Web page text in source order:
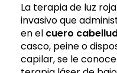
La terapia de luz
invasivo que
en el cuero
casco, peine o
capilar, se le